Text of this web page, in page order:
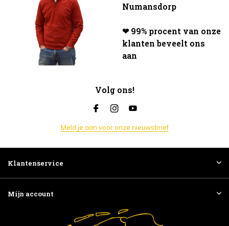
Numansdorp
❤ 99% procent van onze
klanten beveelt ons
aan
Volg ons!
Meld je aan voor onze nieuwsbrief
Klantenservice
Mijn account